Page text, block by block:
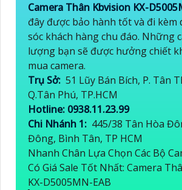
Camera Thân Kbvision KX-
đây được bảo hành tốt và đi kèm
sóc khách hàng chu đáo. Những
lượng bạn sẽ được hưởng chiết
mua camera.
Trụ Sở: 51 Lũy Bán Bích, P. Tân
Q.Tân Phú, TP.HCM
Hotline: 0938.11.23.99
Chi Nhánh 1: 445/38 Tân Hòa
Đông, Bình Tân, TP HCM
Nhanh Chân Lựa Chọn Các Bộ
Có Giá Sale Tốt Nhất: Camera
KX-D5005MN-EAB